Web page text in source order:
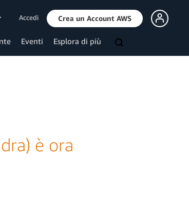
Accedi Crea un Account AWS
Eventi Esplora di più
è ora